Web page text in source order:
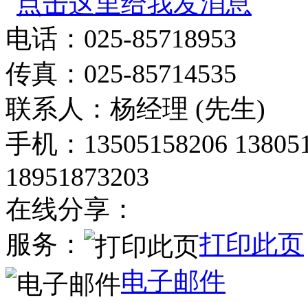
电话：025-85718953
传真：025-85714535
联系人：杨经理 (先生)
手机：13505158206
18951873203
在线分享：
服务：
打印此页
电子邮件